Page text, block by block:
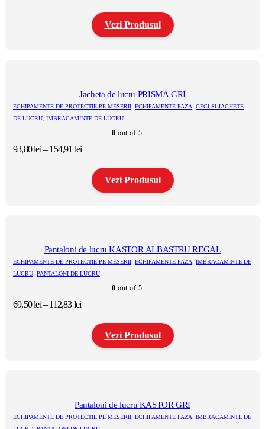
Vezi Produsul
variații.
Opțiunile
pot
alese
în
Jacheta de lucru PRISMA GRI
ECHIPAMENTE DE PROTECTIE PE MESERII, ECHIPAMENTE PAZA, GECI SI JACHETE
DE LUCRU, IMBRACAMINTE DE LUCRU
0 out of 5
93,80lei– 154,91 leiInterval
prețuri:
93,80 lei
până
Vezi Produsul
variații.
Opțiunile
pot
alese
în
Pantaloni de lucru KASTOR ALBASTRU REGAL
ECHIPAMENTE DE PROTECTIE PE MESERII, ECHIPAMENTE PAZA, IMBRACAMINTE DE
LUCRU, PANTALONI DE LUCRU
0 out of 5
69,50lei– 112,83leiInterval
prețuri:
69,50 lei
până
Vezi Produsul
variații.
Opțiunile
Pantaloni de lucru KASTOR GRI
ECHIPAMENTE DE PROTECTIE PE MESERII, ECHIPAMENTE PAZA, IMBRACAMINTE DE